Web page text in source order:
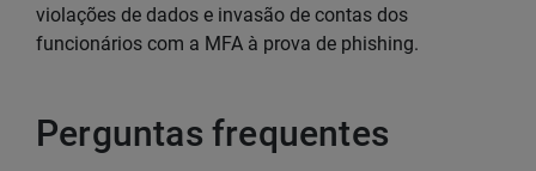
violações de dados e invasão de contas dos
funcionários com a MFA à prova de phishing.
Perguntas frequentes